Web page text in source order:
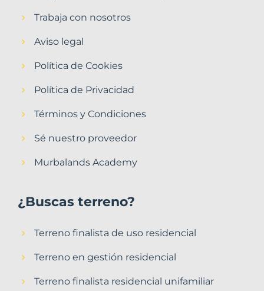
Trabaja con nosotros
Aviso legal
Política de Cookies
Política de Privacidad
Términos y Condiciones
Sé nuestro proveedor
Murbalands Academy
¿Buscas terreno?
Terreno finalista de uso residencial
Terreno en gestión residencial
Terreno finalista residencial unifamiliar